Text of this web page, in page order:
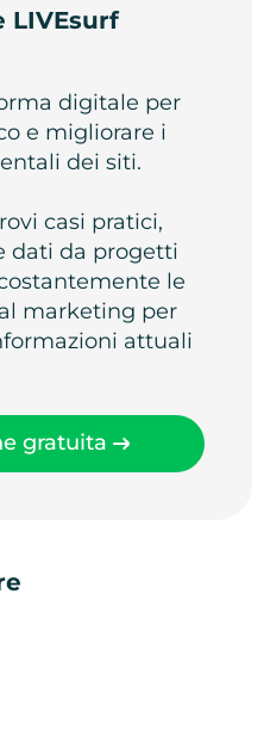
LIVEsurf
digitale per
e migliorare i
dei siti.
casi pratici,
dati da progetti
le
marketing per
attuali
gratuita